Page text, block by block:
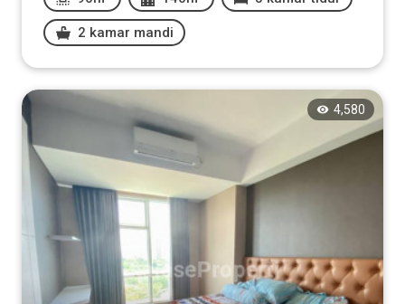
2 kamar mandi
4,580